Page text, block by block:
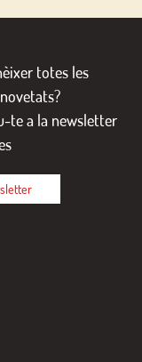
totes les
te a la newsletter